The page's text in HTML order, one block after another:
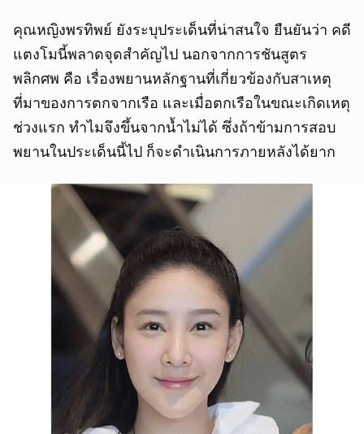
คุณหญิงพรทิพย์ ยังระบุประเด็นที่น่าสนใจ ยืนยันว่า คดี
แตงโมนี้พลาดจุดสำคัญไป นอกจากการชันสูตร
พลิกศพ คือ เรื่องพยานหลักฐานที่เกี่ยวข้องกับสาเหตุ
ที่มาของการตกจากเรือ และเมื่อตกเรือในขณะเกิดเหตุ
ช่วงแรก ทำไมจึงขึ้นจากน้ำไม่ได้ ซึ่งถ้าข้ามการสอบ
พยานในประเด็นนี้ไป ก็จะดำเนินการภายหลังได้ยาก